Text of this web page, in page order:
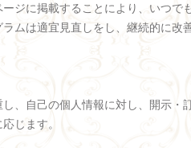
ジに掲載することにより、いつで
ムは適宜見直しをし、継続的に改善
、自己の個人情報に対し、開示・
じます。